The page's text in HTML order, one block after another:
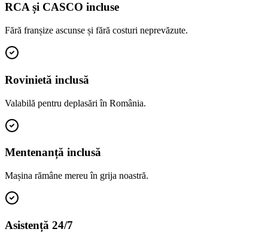
RCA și CASCO incluse
Fără franșize ascunse și fără costuri neprevăzute.
Rovinietă inclusă
Valabilă pentru deplasări în România.
Mentenanță inclusă
Mașina rămâne mereu în grija noastră.
Asistență 24/7